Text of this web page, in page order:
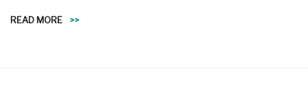
READ MORE >>